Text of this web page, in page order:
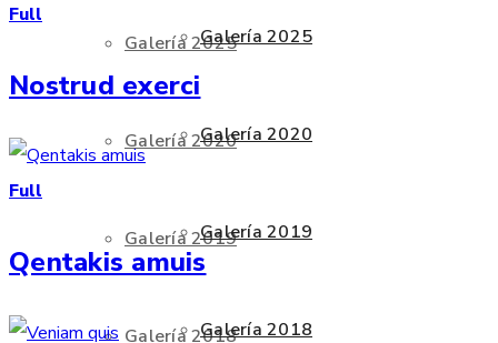
Galería 2025
Galería 2020
Galería 2019
Galería 2018
Galería 2025
Galería 2020
Galería 2019
Galería 2018
Full
Nostrud exerci
Full
Qentakis amuis